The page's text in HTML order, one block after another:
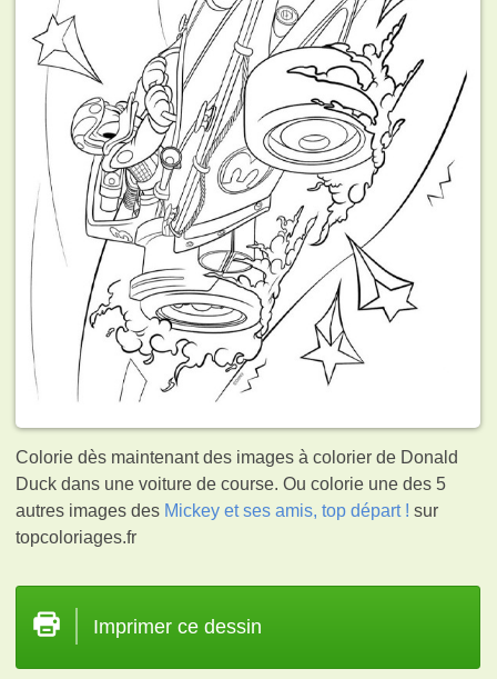
Colorie dès maintenant des images à colorier de Donald
Duck dans une voiture de course. Ou colorie une des 5
autres images des Mickey et ses amis, top départ ! sur
topcoloriages.fr
Imprimer ce dessin